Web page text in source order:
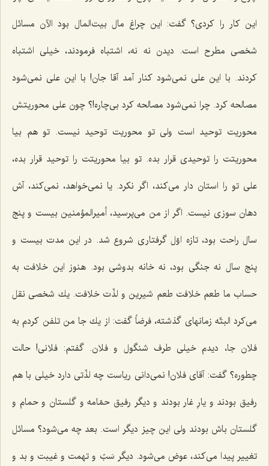
این كار را كردی؟ گفت: این چراغ مال بیت‌المال بود الآن مسائل
شخصی مطرح است. دیدن نه نه، اشتباه فرمودند، خیلی اشتباه
كردند. با این علی نمی‌شود كنار آمد آقا جان! با این علی نمی‌شود
مصالحه كرد. چرا نمی‌شود مصالحه كرد بی‌چاره!؟ چون علی محوریتش
محوریت توحید است ولی تو محوریت توحید نیست. تو هم بیا
محوریتت را توحیدی قرار بده. تو بیا محوریتت را توحید قرار بده،
علی تو را استان دار می‌كند، اگر نكرد. یا نمی‌خواهد، نمی‌كند، آش
دهان سوزی نیست. اگر از من می‌پرسید، أمیرالمؤمنین بیست و پنج
سال راحت بود، تازه اوّل گرفتاری شروع شد. در این مدت بیست و
پنج سال نه جنگی بود، نه خانه بدوشی بود. هنوز این خلافت به
حساب ما طعم خلافت طعم شیرین و لذّت خلافت. یك شخصی نقل
می‌كرد البتّه زمانهای گذشته، فرضاً گفت: از یك جا من تلفن كردم به
فلان جا، دیدم خیلی طرف شنگول و فلان. گفتم: فلانی! حالت
چطوره؟ گفت: آقای فلان! نمی‌دانی ریاست چه لذّتی دارد خیلی با هم
رفیق بودند و یارِ غار بودند و دیگر رفیق حمّامه و گلستان و حمام و
گلستان باش بودند ولی این چیز دیگر است. بعد چه می‌شود؟ مسائل
تغییر پیدا می‌كند، عوض می‌شود. دیگر سَبّ و تهمت و غیبت و بد و